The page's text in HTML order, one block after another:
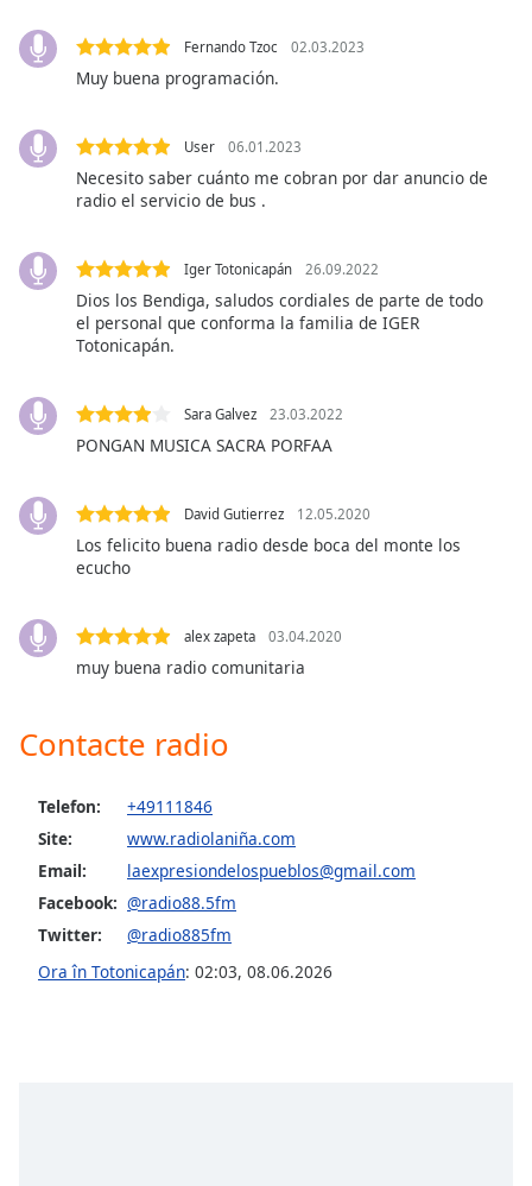
subtitles
settings
subtitles
settings
dialog
off
selected
in-
Picture
Fullscreen
Beginning
Escape
close
window.
Color
Fernando Tzoc 02.03.2023
Muy buena programación.
User 06.01.2023
Necesito saber cuánto me cobran por dar anuncio de
radio el servicio de bus .
Iger Totonicapán 26.09.2022
Dios los Bendiga, saludos cordiales de parte de todo
el personal que conforma la familia de IGER
Totonicapán.
Sara Galvez 23.03.2022
PONGAN MUSICA SACRA PORFAA
David Gutierrez 12.05.2020
Los felicito buena radio desde boca del monte los
ecucho
alex zapeta 03.04.2020
muy buena radio comunitaria
Contacte radio
Telefon:
+49111846
Site:
www.radiolaniña.com
Email:
laexpresiondelospueblos@gmail.com
Facebook: @radio88.5fm
Twitter:
@radio885fm
Ora în Totonicapán: 02:03, 08.06.2026